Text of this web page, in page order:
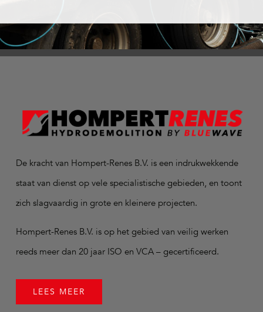
De kracht van Hompert-Renes B.V. is een indrukwekkende
staat van dienst op vele specialistische gebieden, en toont
zich slagvaardig in grote en kleinere projecten.
Hompert-Renes B.V. is op het gebied van veilig werken
reeds meer dan 20 jaar ISO en VCA – gecertificeerd.
LEES MEER